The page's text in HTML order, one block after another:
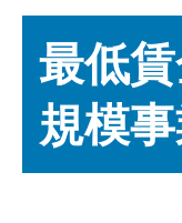
最低
規模